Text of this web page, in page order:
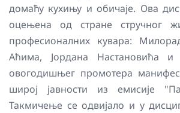
домаћу кухињу и обичаје. Ова
оцењена од стране стручног
професионалних кувара:
Аћима, Јордана Настановића
овогодишњег промотера
широј јавности из емисије
Такмичење се одвијало и у